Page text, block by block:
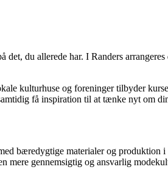
du allerede har. I Randers
kulturhuse og foreninger tilbyder
få inspiration til at tænke nyt om
bæredygtige materialer og
mere gennemsigtig og ansvarlig